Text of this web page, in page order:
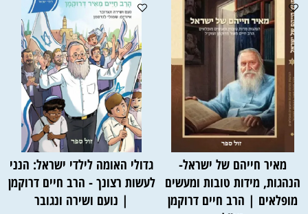
מאיר חייהם של ישראל-
הנהגות, מידות טובות ומעשים
מופלאים | הרב חיים דרוקמן
גדולי האומה לילדי ישראל: הנני
לעשות רצונך - הרב חיים דרוקמן
| נועם ושירה ונגובר